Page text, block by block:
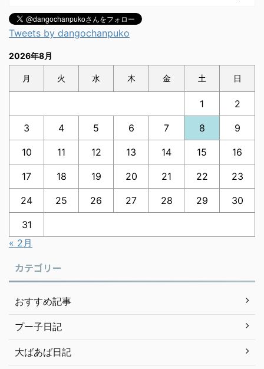
Tweets by dangochanpuko
2026年8月
月 火 水 木 金 土 日
1 2
3 4 5 6 7 8 9
10 11 12 13 14 15 16
17 18 19 20 21 22 23
24 25 26 27 28 29 30
31
« 2月
カテゴリー
おすすめ記事
プー子日記
大ばあば日記